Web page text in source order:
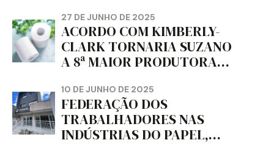
da dignidade sindical.
27 DE JUNHO DE 2025
ACORDO COM KIMBERLY-
CLARK TORNARIA SUZANO
A 8ª MAIOR PRODUTORA
MUNDO, DIZ FITCH
10 DE JUNHO DE 2025
FEDERAÇÃO DOS
TRABALHADORES NAS
INDÚSTRIAS DO PAPEL,